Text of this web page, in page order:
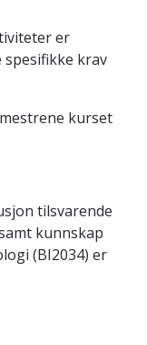
er
krav
kurset
tilsvarende
kunnskap
(BI2034) er